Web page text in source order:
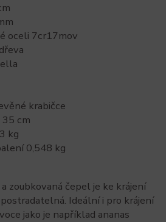
oceli 7cr17mov
krabičce
cm
kg
0,548 kg
zoubkovaná čepel je ke krájení
Ideální i pro krájení
jako je například ananas